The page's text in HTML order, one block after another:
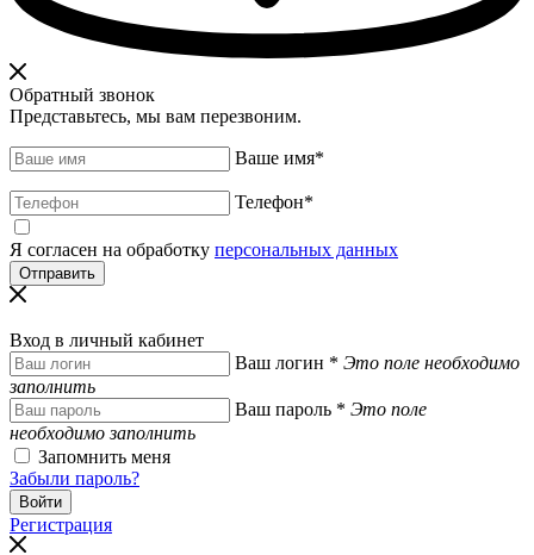
Обратный звонок
Представьтесь, мы вам перезвоним.
Ваше имя*
Телефон*
Я согласен на обработку персональных данных
Вход в личный кабинет
Ваш логин * Это поле необходимо
заполнить
Ваш пароль * Это поле
необходимо заполнить
Запомнить меня
Забыли пароль?
Регистрация